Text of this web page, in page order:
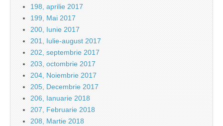
198, aprilie 2017
199, Mai 2017
200, Iunie 2017
201, Iulie-august 2017
202, septembrie 2017
203, octombrie 2017
204, Noiembrie 2017
205, Decembrie 2017
206, Ianuarie 2018
207, Februarie 2018
208, Martie 2018